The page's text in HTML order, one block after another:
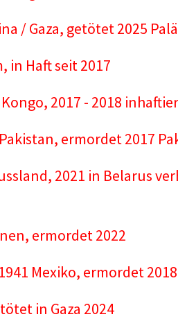
/ Gaza, getötet 2025
in Haft seit 2017
2017 - 2018
ermordet 2017
2021 in Belarus
ermordet 2022
Mexiko, ermordet 2018
in Gaza 2024